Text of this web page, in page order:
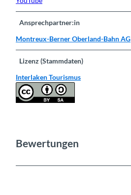
Ansprechpartner:in
Montreux-Berner Oberland-Bahn AG
Lizenz (Stammdaten)
Interlaken Tourismus
Bewertungen